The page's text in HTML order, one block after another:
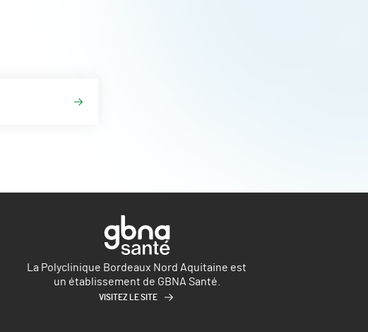
La Polyclinique Bordeaux Nord Aquitaine est
un établissement de GBNA Santé.
VISITEZ LE SITE